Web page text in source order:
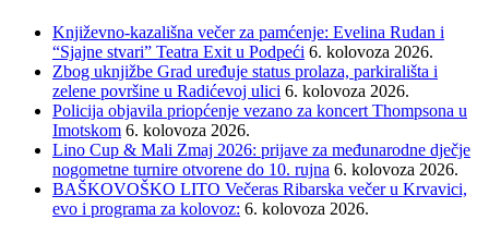
Književno-kazališna večer za pamćenje: Evelina Rudan i
“Sjajne stvari” Teatra Exit u Podpeći 6. kolovoza 2026.
Zbog uknjižbe Grad uređuje status prolaza, parkirališta i
zelene površine u Radićevoj ulici 6. kolovoza 2026.
Policija objavila priopćenje vezano za koncert Thompsona u
Imotskom 6. kolovoza 2026.
Lino Cup & Mali Zmaj 2026: prijave za međunarodne dječje
nogometne turnire otvorene do 10. rujna 6. kolovoza 2026.
BAŠKOVOŠKO LITO Večeras Ribarska večer u Krvavici,
evo i programa za kolovoz: 6. kolovoza 2026.